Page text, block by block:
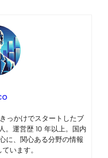
っかけでスタートしたブ
。運営歴 10 年以上。国内
に、関心ある分野の情報
います。